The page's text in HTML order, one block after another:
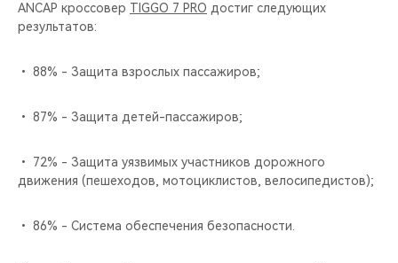
ANCAP кроссовер TIGGO 7 PRO достиг следующих
результатов:
• 88% - Защита взрослых пассажиров;
• 87% - Защита детей-пассажиров;
• 72% - Защита уязвимых участников дорожного
движения (пешеходов, мотоциклистов, велосипедистов);
• 86% - Система обеспечения безопасности.